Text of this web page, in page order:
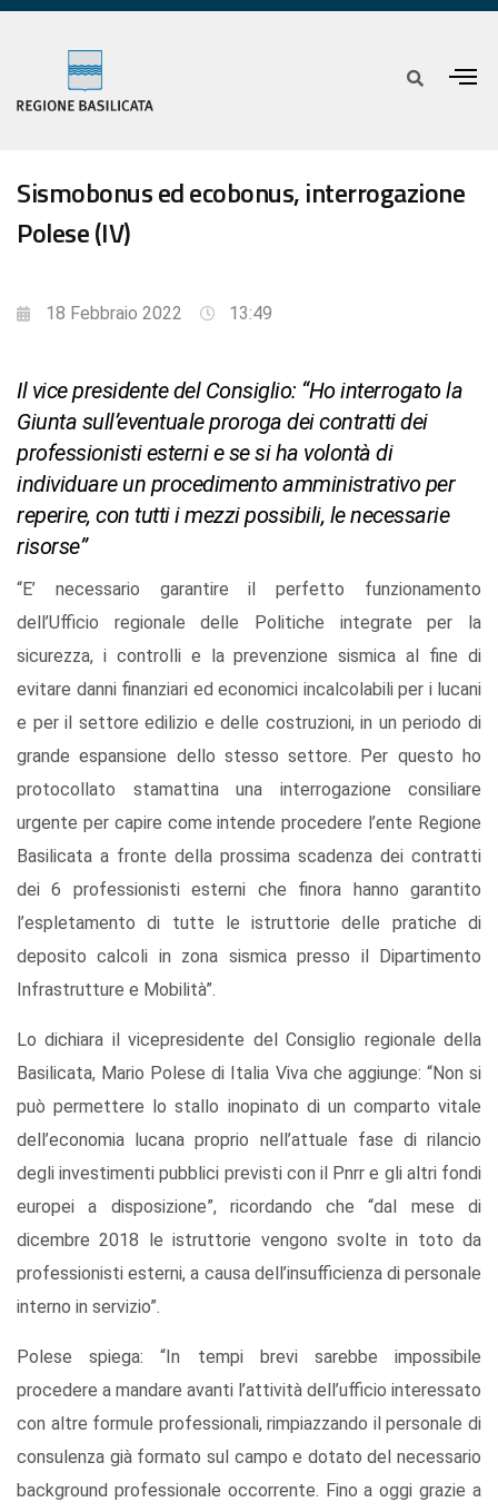
Sismobonus ed ecobonus, interrogazione
Polese (IV)
18 Febbraio 2022 13:49
Il vice presidente del Consiglio: “Ho interrogato la
Giunta sull’eventuale proroga dei contratti dei
professionisti esterni e se si ha volontà di
individuare un procedimento amministrativo per
reperire, con tutti i mezzi possibili, le necessarie
risorse”
“E’ necessario garantire il perfetto funzionamento
dell’Ufficio regionale delle Politiche integrate per la
sicurezza, i controlli e la prevenzione sismica al fine di
evitare danni finanziari ed economici incalcolabili per i lucani
e per il settore edilizio e delle costruzioni, in un periodo di
grande espansione dello stesso settore. Per questo ho
protocollato stamattina una interrogazione consiliare
urgente per capire come intende procedere l’ente Regione
Basilicata a fronte della prossima scadenza dei contratti
dei 6 professionisti esterni che finora hanno garantito
l’espletamento di tutte le istruttorie delle pratiche di
deposito calcoli in zona sismica presso il Dipartimento
Infrastrutture e Mobilità”.
Lo dichiara il vicepresidente del Consiglio regionale della
Basilicata, Mario Polese di Italia Viva che aggiunge: “Non si
può permettere lo stallo inopinato di un comparto vitale
dell’economia lucana proprio nell’attuale fase di rilancio
degli investimenti pubblici previsti con il Pnrr e gli altri fondi
europei a disposizione”, ricordando che “dal mese di
dicembre 2018 le istruttorie vengono svolte in toto da
professionisti esterni, a causa dell’insufficienza di personale
interno in servizio”.
Polese spiega: “In tempi brevi sarebbe impossibile
procedere a mandare avanti l’attività dell’ufficio interessato
con altre formule professionali, rimpiazzando il personale di
consulenza già formato sul campo e dotato del necessario
background professionale occorrente. Fino a oggi grazie a